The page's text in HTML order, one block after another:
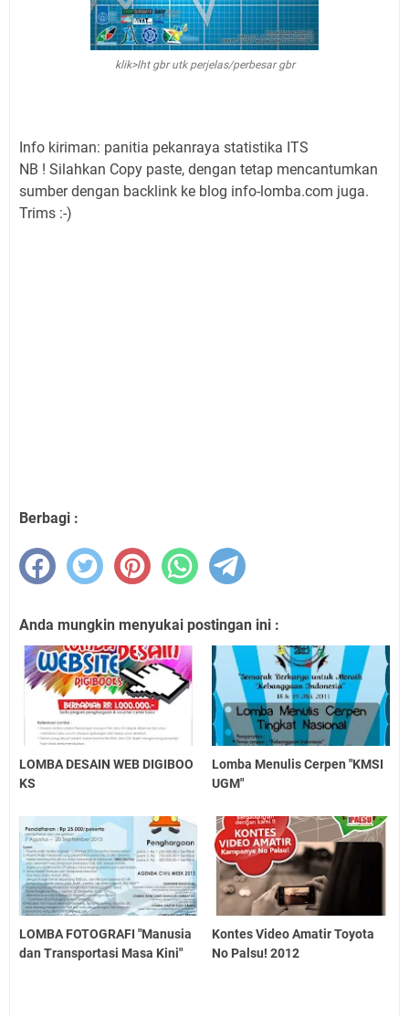
klik>lht gbr utk perjelas/perbesar gbr
Info kiriman: panitia pekanraya statistika ITS
NB ! Silahkan Copy paste, dengan tetap mencantumkan
sumber dengan backlink ke blog info-lomba.com juga.
Trims :-)
Berbagi :
Anda mungkin menyukai postingan ini :
LOMBA DESAIN WEB DIGIBOO
KS
Lomba Menulis Cerpen "KMSI
UGM"
LOMBA FOTOGRAFI "Manusia
dan Transportasi Masa Kini"
Kontes Video Amatir Toyota
No Palsu! 2012